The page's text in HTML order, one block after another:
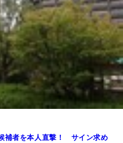
補者を本人直撃！ サイン求め